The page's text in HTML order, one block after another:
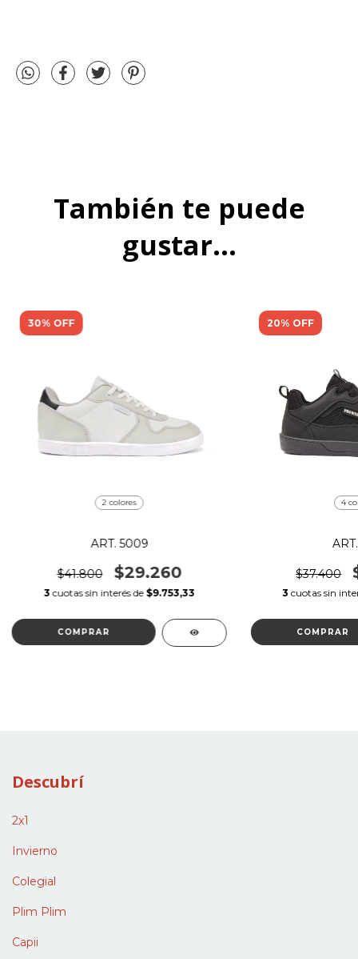
También te puede
gustar...
30% OFF
2 colores
ART. 5009
$41.800 $29.260
3 cuotas sin interés de $9.753,33
COMPRAR
20% OFF
4
$37.400
3 cuotas sin
COMPRAR
Descubrí
2x1
Invierno
Colegial
Plim Plim
Capii